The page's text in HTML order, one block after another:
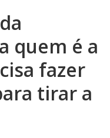
quem é a
fazer
tirar a